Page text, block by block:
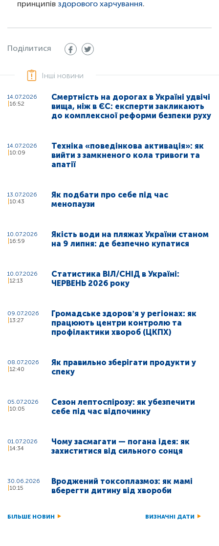
принципів здорового харчування.
Поділитися
Інші новини
14.07.2026
16:52
Смертність на дорогах в Україні удвічі
вища, ніж в ЄС: експерти закликають
до комплексної реформи безпеки руху
14.07.2026
10:09
Техніка «поведінкова активація»: як
вийти з замкненого кола тривоги та
апатії
13.07.2026
10:43
Як подбати про себе під час
менопаузи
10.07.2026
16:59
Якість води на пляжах України станом
на 9 липня: де безпечно купатися
10.07.2026
12:13
Статистика ВІЛ/СНІД в Україні:
ЧЕРВЕНЬ 2026 року
09.07.2026
13:27
Громадське здоровʼя у регіонах: як
працюють центри контролю та
профілактики хвороб (ЦКПХ)
08.07.2026
12:40
Як правильно зберігати продукти у
спеку
05.07.2026
10:05
Сезон лептоспірозу: як убезпечити
себе під час відпочинку
01.07.2026
14:34
Чому засмагати — погана ідея: як
захиститися від сильного сонця
30.06.2026
10:15
Вроджений токсоплазмоз: як мамі
вберегти дитину від хвороби
БІЛЬШЕ НОВИН ВИЗНАЧНІ ДАТИ